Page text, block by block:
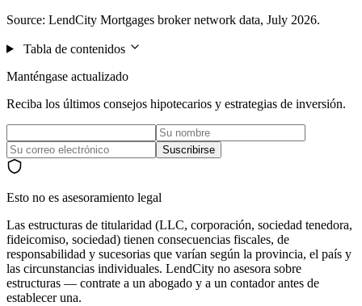
Source: LendCity Mortgages broker network data, July 2026.
Tabla de contenidos
Manténgase actualizado
Reciba los últimos consejos hipotecarios y estrategias de inversión.
Suscribirse
Esto no es asesoramiento legal
Las estructuras de titularidad (LLC, corporación, sociedad tenedora,
fideicomiso, sociedad) tienen consecuencias fiscales, de
responsabilidad y sucesorias que varían según la provincia, el país y
las circunstancias individuales. LendCity no asesora sobre
estructuras — contrate a un abogado y a un contador antes de
establecer una.